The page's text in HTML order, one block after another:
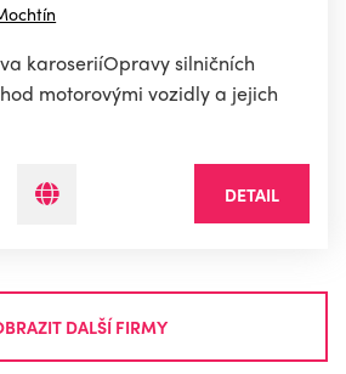
karoseriíOpravy silničních
motorovými vozidly a jejich
DETAIL
DALŠÍ FIRMY